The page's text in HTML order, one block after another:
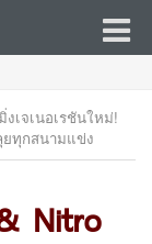
งเจเนอเรชันใหม่!
ยทุกสนามแข่ง
Nitro